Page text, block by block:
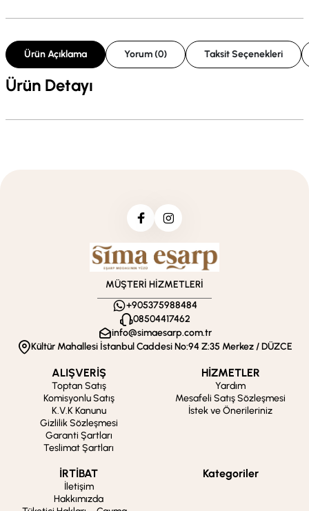
Ürün Açıklama Yorum (0) Taksit Seçenekleri
Ürün Detayı
MÜŞTERİ HİZMETLERİ
+905375988484
08504417462
info@simaesarp.com.tr
Kültür Mahallesi İstanbul Caddesi No:94 Z:35 Merkez / DÜZCE
ALIŞVERİŞ
Toptan Satış
Komisyonlu Satış
K.V.K Kanunu
Gizlilik Sözleşmesi
Garanti Şartları
Teslimat Şartları
HİZMETLER
Yardım
Mesafeli Satış Sözleşmesi
İstek ve Önerileriniz
İRTİBAT
İletişim
Hakkımızda
Kategoriler